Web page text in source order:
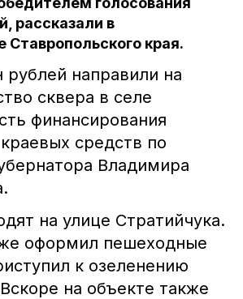
рассказали в
Ставропольского края.
направили на
сквера в селе
финансирования
средств по
Владимира
на улице Стратийчука.
оформил пешеходные
к озеленению
на объекте также